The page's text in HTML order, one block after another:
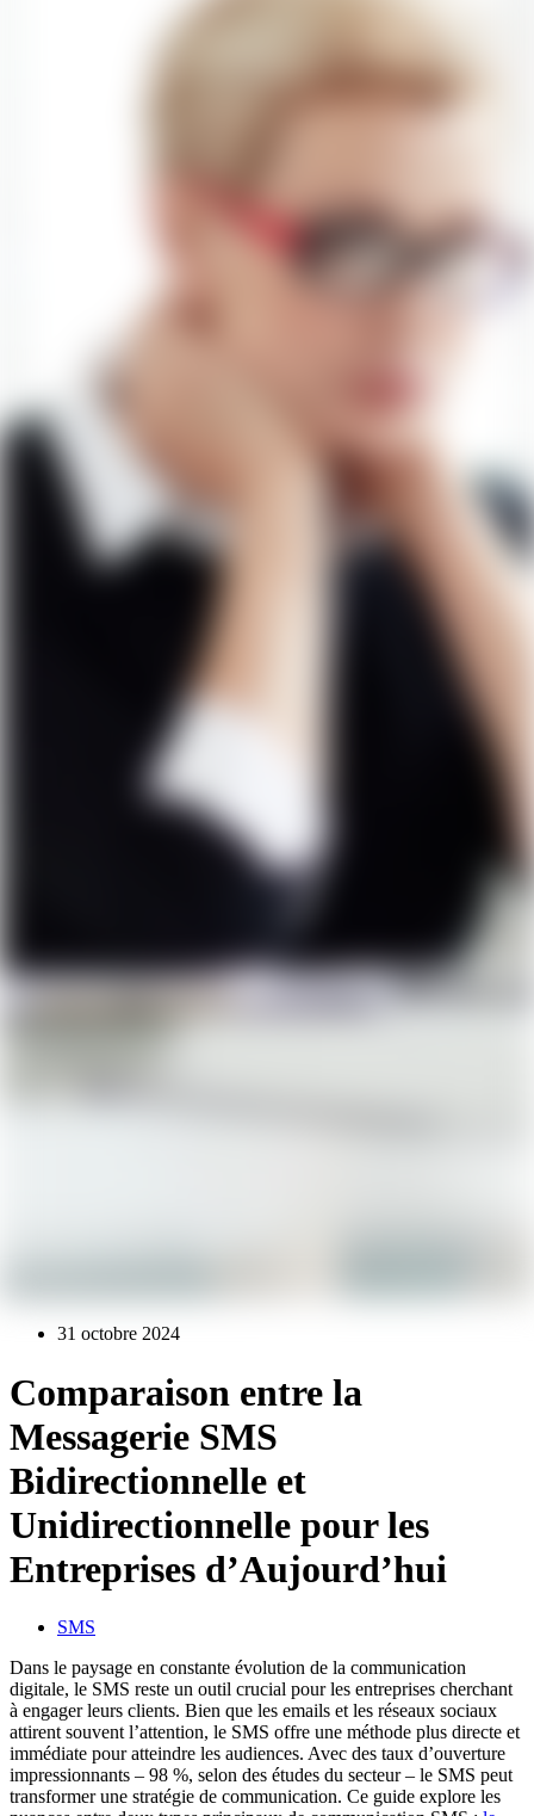
31 octobre 2024
Comparaison entre la
Messagerie SMS
Bidirectionnelle et
Unidirectionnelle pour les
Entreprises d’Aujourd’hui
SMS
Dans le paysage en constante évolution de la communication
digitale, le SMS reste un outil crucial pour les entreprises cherchant
à engager leurs clients. Bien que les emails et les réseaux sociaux
attirent souvent l’attention, le SMS offre une méthode plus directe et
immédiate pour atteindre les audiences. Avec des taux d’ouverture
impressionnants – 98 %, selon des études du secteur – le SMS peut
transformer une stratégie de communication. Ce guide explore les